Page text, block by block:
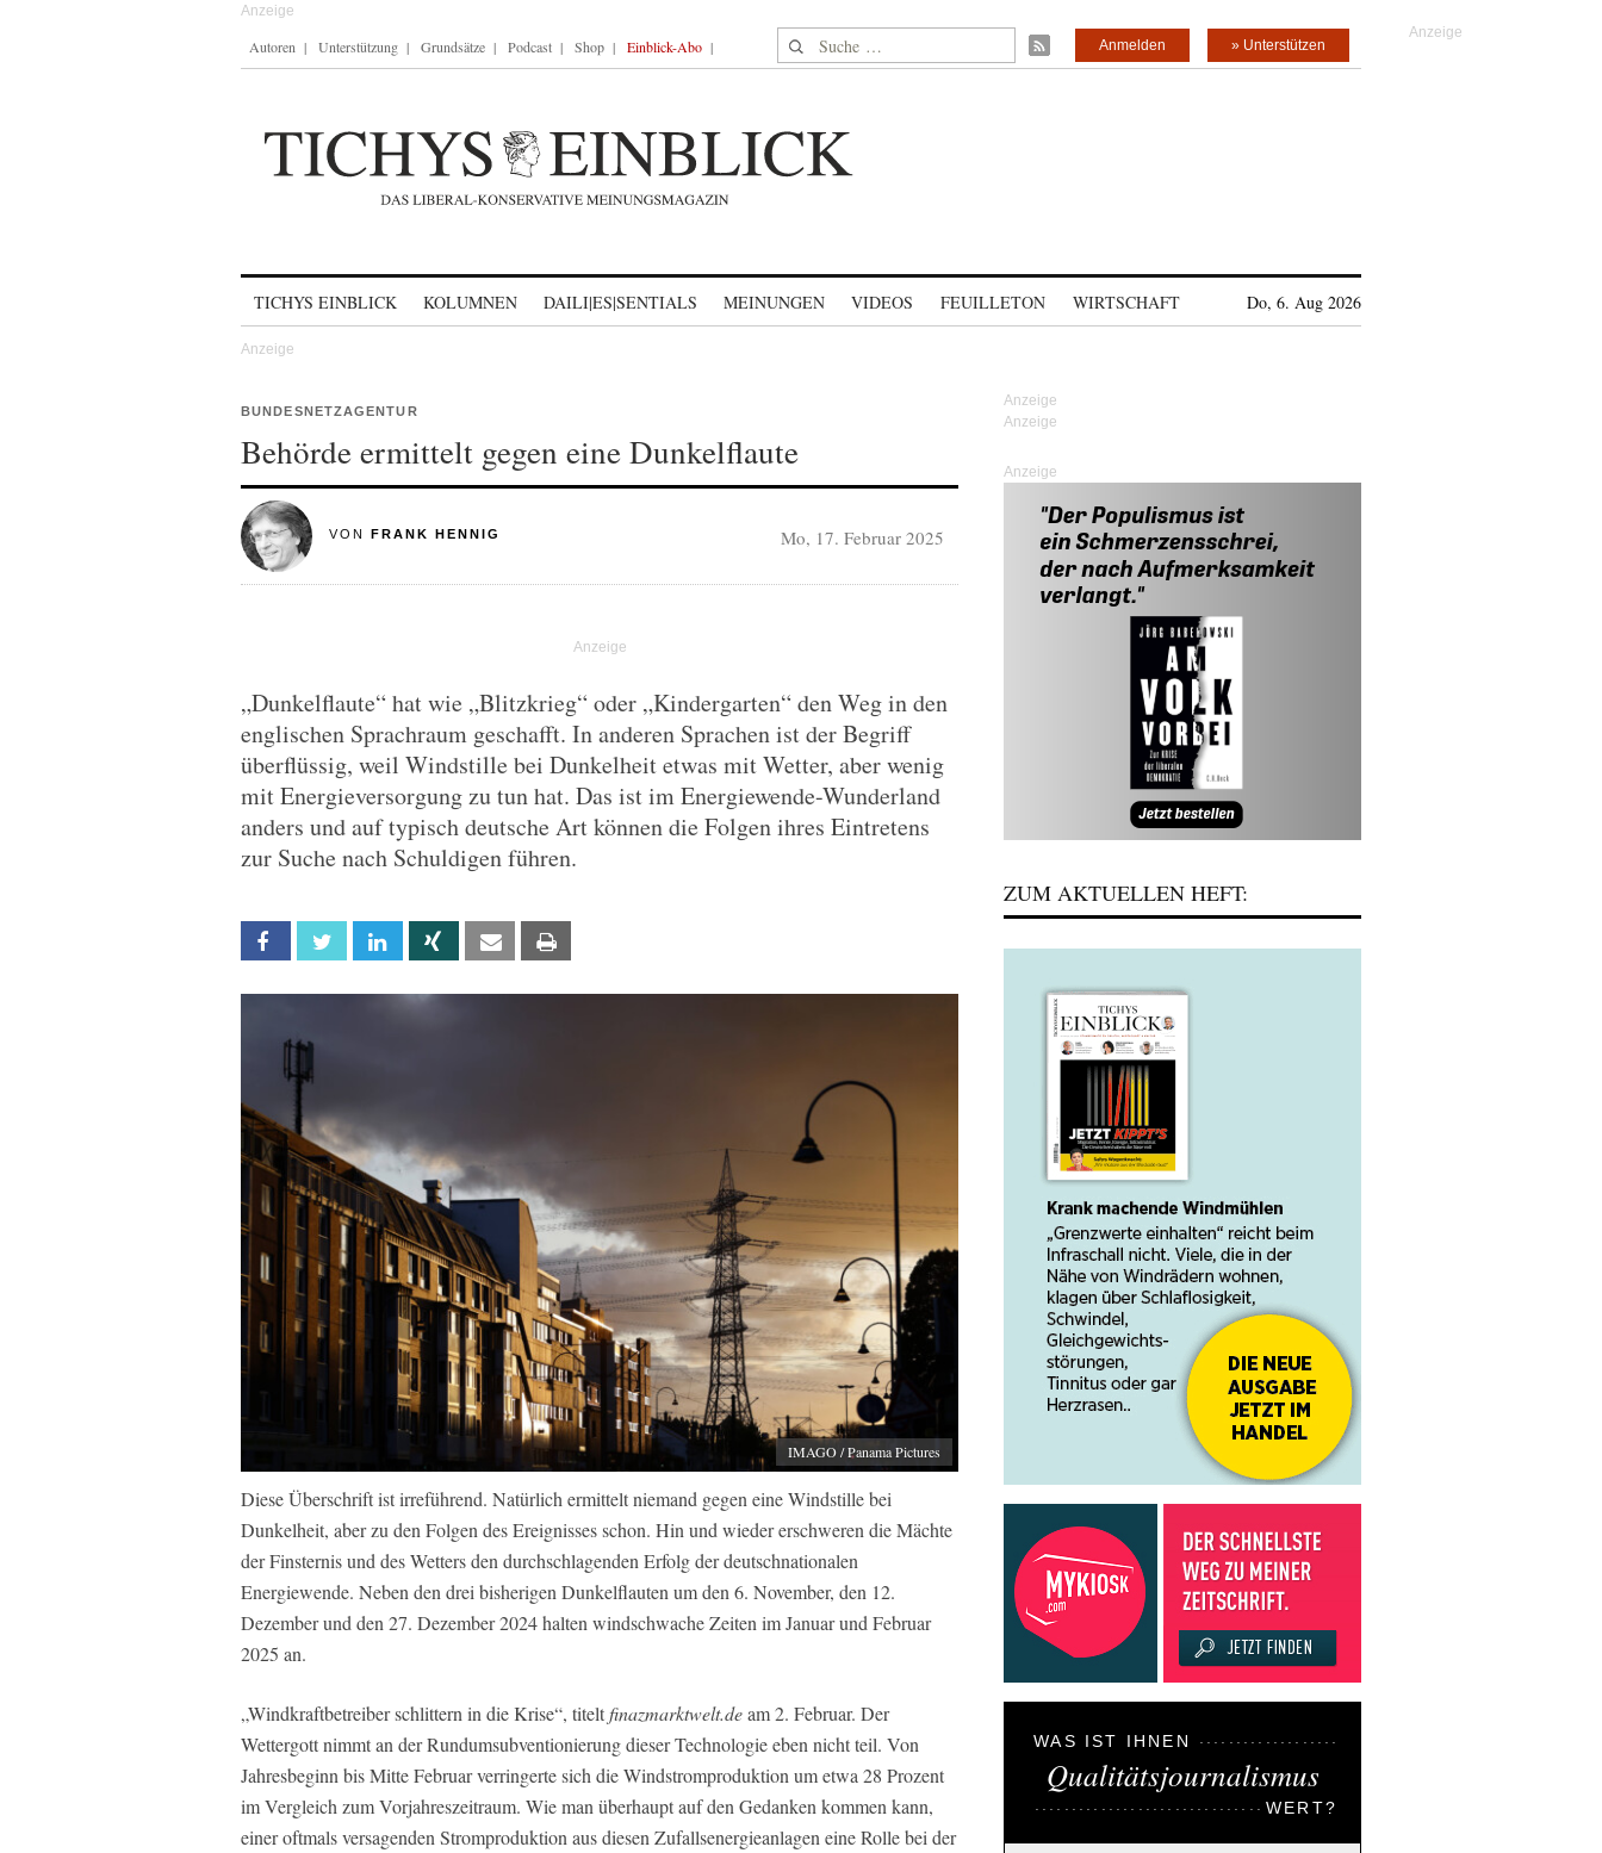
Autoren Unterstützung Grundsätze Podcast Shop Einblick-Abo Suche nach: » Unterstützen
Anmelden
TICHYS EINBLICK KOLUMNEN DAILI|ES|SENTIALS MEINUNGEN VIDEOS FEUILLETON WIRTSCHAFT Do, 6. Aug 2026
BUNDESNETZAGENTUR
Behörde ermittelt gegen eine Dunkelflaute
VON FRANK HENNIG Mo, 17. Februar 2025
„Dunkelflaute“ hat wie „Blitzkrieg“ oder „Kindergarten“ den Weg in den
englischen Sprachraum geschafft. In anderen Sprachen ist der Begriff
überflüssig, weil Windstille bei Dunkelheit etwas mit Wetter, aber wenig
mit Energieversorgung zu tun hat. Das ist im Energiewende-Wunderland
anders und auf typisch deutsche Art können die Folgen ihres Eintretens
zur Suche nach Schuldigen führen.
Facebook Twitter Linkedin Xing Email
IMAGO / Panama Pictures
Diese Überschrift ist irreführend. Natürlich ermittelt niemand gegen eine Windstille bei
Dunkelheit, aber zu den Folgen des Ereignisses schon. Hin und wieder erschweren die Mächte
der Finsternis und des Wetters den durchschlagenden Erfolg der deutschnationalen
Energiewende. Neben den drei bisherigen Dunkelflauten um den 6. November, den 12.
Dezember und den 27. Dezember 2024 halten windschwache Zeiten im Januar und Februar
2025 an.
„Windkraftbetreiber schlittern in die Krise“, titelt finazmarktwelt.deam 2. Februar. Der
Wettergott nimmt an der Rundumsubventionierung dieser Technologie eben nicht teil. Von
Jahresbeginn bis Mitte Februar verringerte sich die Windstromproduktion um etwa 28 Prozent
im Vergleich zum Vorjahreszeitraum. Wie man überhaupt auf den Gedanken kommen kann,
einer oftmals versagenden Stromproduktion aus diesen Zufallsenergieanlagen eine Rolle bei der
Anzeige
ZUM AKTUELLEN HEFT:
WAS IST IHNEN
Qualitätsjournalismus
WERT?